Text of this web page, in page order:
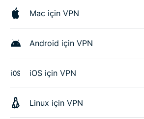
Mac için VPN
Android için VPN
iOS için VPN
Linux için VPN